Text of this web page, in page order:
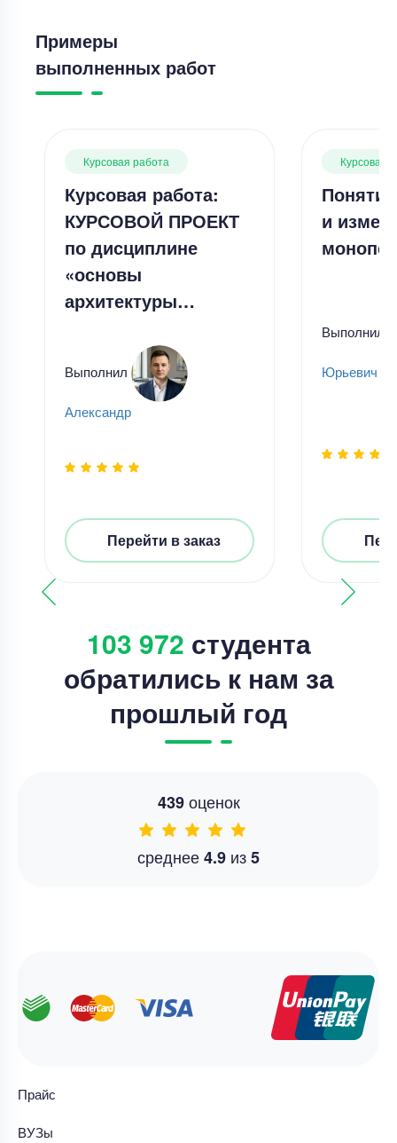
Примеры
выполненных работ
Курсовая работа
Курсовая работа:
КУРСОВОЙ ПРОЕКТ
по дисциплине
«основы
архитектуры…
Выполнил
Александр
Перейти в заказ
Курсовая
и
Выполнил
Юрьевич
103 972 студента
обратились к нам за
прошлый год
439оценок
среднее4.9 из5
Прайс
ВУЗы